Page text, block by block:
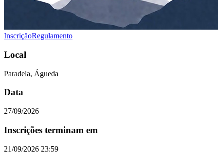
InscriçãoRegulamento
Local
Paradela, Águeda
Data
27/09/2026
Inscrições terminam em
21/09/2026 23:59